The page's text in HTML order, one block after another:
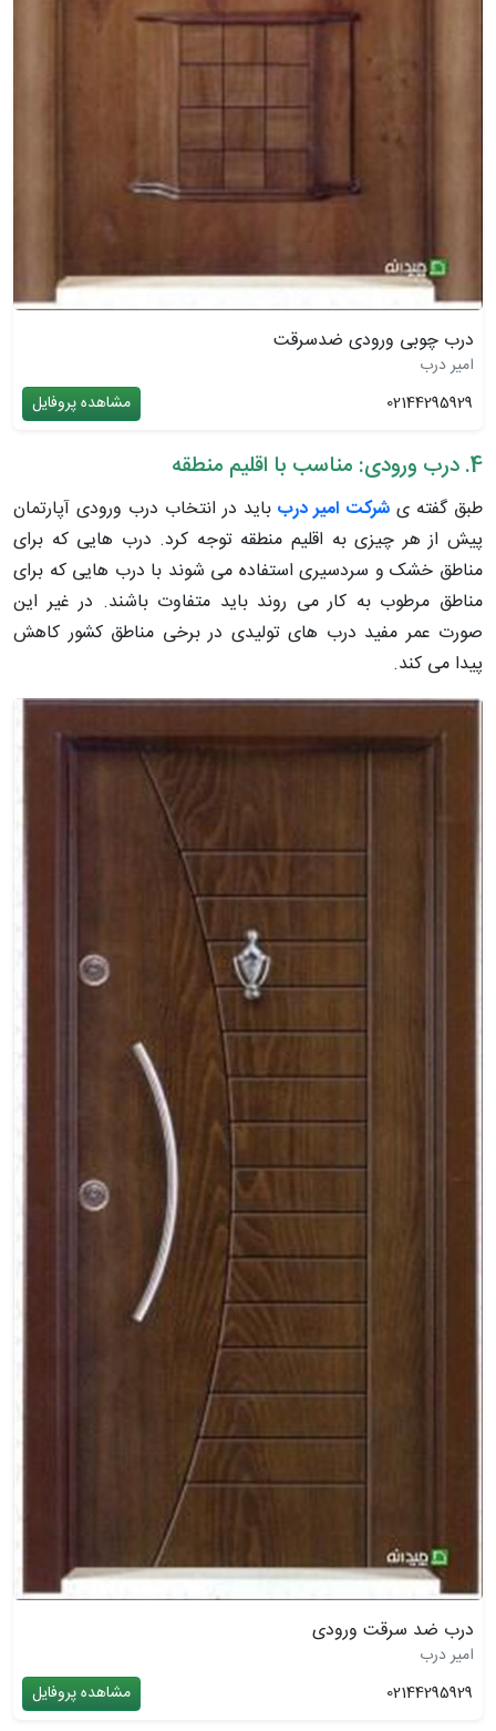
درب چوبی ورودی ضدسرقت
امیر درب
02144295929
مشاهده پروفایل
4. درب ورودی: مناسب با اقلیم منطقه
طبق گفته ی شرکت امیر درب باید در انتخاب درب ورودی آپارتمان
پیش از هر چیزی به اقلیم منطقه توجه کرد. درب هایی که برای
مناطق خشک و سردسیری استفاده می شوند با درب هایی که برای
مناطق مرطوب به کار می روند باید متفاوت باشند. در غیر این
صورت عمر مفید درب های تولیدی در برخی مناطق کشور کاهش
پیدا می کند.
درب ضد سرقت ورودی
امیر درب
02144295929
مشاهده پروفایل